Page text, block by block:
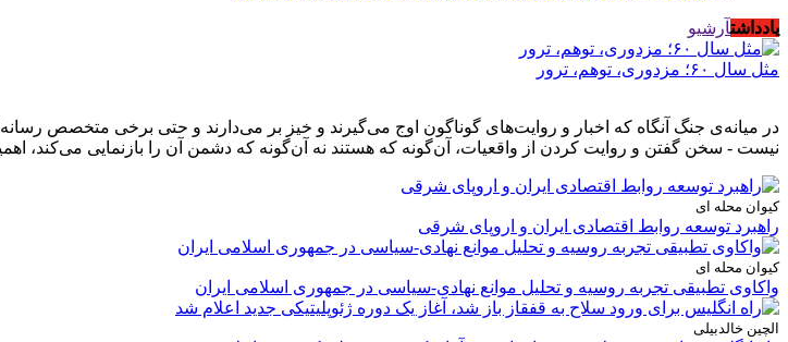
یادداشتآرشیو
مثل سال ۶۰؛ مزدوری، توهم، ترور
در میانه‌ی جنگ آنگاه که اخبار و روایت‌های گوناگون اوج می‌گیرند و خیز بر می‌دارند و حتی برخی متخصص
نیست - سخن گفتن و روایت کردن از واقعیات، آن‌گونه که هستند نه آن‌گونه که دشمن آن را بازنمایی می‌کند،
کیوان محله ای
راهبرد توسعه روابط اقتصادی ایران و اروپای شرقی
کیوان محله ای
واکاوی تطبیقی تجربه روسیه و تحلیل موانع نهادی-سیاسی در جمهوری اسلامی ایران
الچین خالدبیلی